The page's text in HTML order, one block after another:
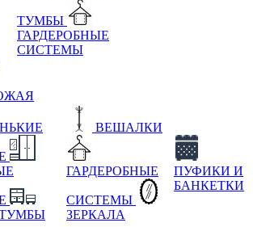
ТУМБЫ
ГАРДЕРОБНЫЕ
СИСТЕМЫ
ВЕШАЛКИ
ГАРДЕРОБНЫЕ
СИСТЕМЫ
ЗЕРКАЛА
ПУФИКИ И
БАНКЕТКИ